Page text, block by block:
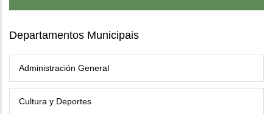
Departamentos Municipais
Administración General
Cultura y Deportes